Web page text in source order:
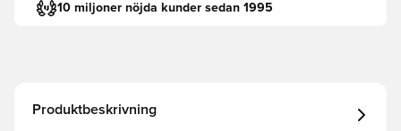
10 miljoner nöjda kunder sedan 1995
Produktbeskrivning